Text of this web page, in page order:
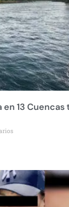
13 Cuencas